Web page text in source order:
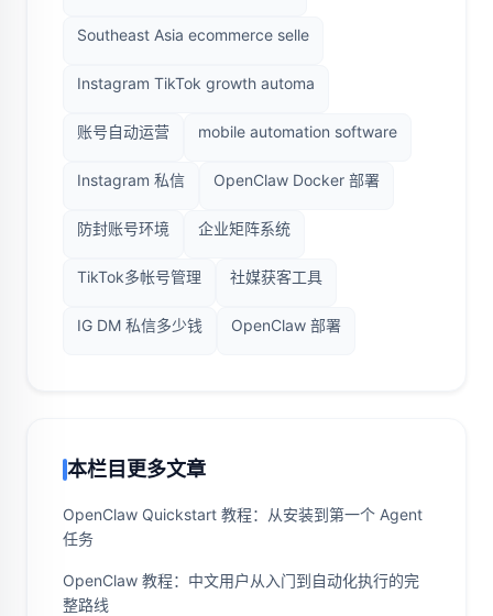
Southeast Asia ecommerce selle
Instagram TikTok growth automa
账号自动运营 mobile automation software
Instagram 私信 OpenClaw Docker 部署
防封账号环境 企业矩阵系统
TikTok多帐号管理 社媒获客工具
IG DM 私信多少钱 OpenClaw 部署
本栏目更多文章
OpenClaw Quickstart 教程：从安装到第一个 Agent
任务
OpenClaw 教程：中文用户从入门到自动化执行的完
整路线